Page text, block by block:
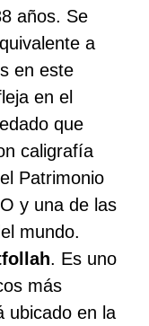
años. Se
a
en este
en el
que
caligrafía
Patrimonio
y una de las
mundo.
. Es uno
más
ubicado en la